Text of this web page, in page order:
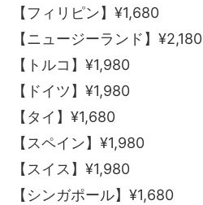
【フィリピン】¥1,680
【ニュージーランド】¥2,180
【トルコ】¥1,980
【ドイツ】¥1,980
【タイ】¥1,680
【スペイン】¥1,980
【スイス】¥1,980
【シンガポール】¥1,680